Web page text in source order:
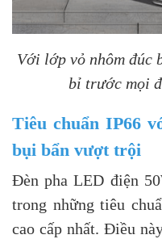
Với lớp vỏ nhôm đúc
bỉ trước mọi
Tiêu chuẩn IP66
bụi bẩn vượt trội
Đèn pha LED điện
trong những tiêu
cao cấp nhất. Điều